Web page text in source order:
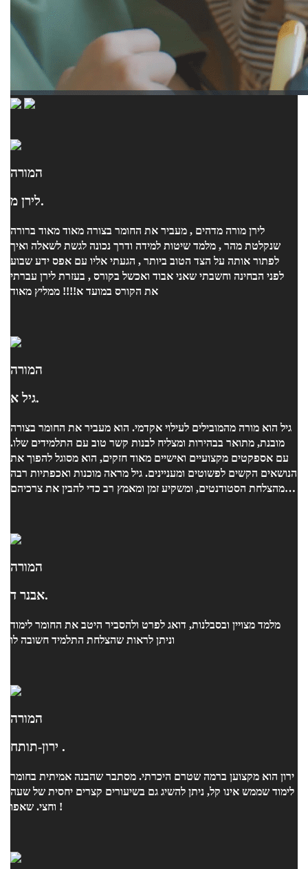
המורה
לירן מ.
לירן מורה מדהים , מעביר את החומר בצורה מאוד מאוד ברורה
שנקלטת מהר , מלמד שיטות למידה ודרך נכונה לגשת לשאלה ואיך
לפתור אותה על הצד הטוב ביותר , הגעתי אליו עם אפס ידע שבוע
לפני הבחינה וחשבתי שאני אבוד ואכשל בקורס , בעזרת לירן עברתי
את הקורס במועד א!!!! ממליץ מאוד
המורה
גיל א.
גיל הוא מורה מהמובילים לעילוי אקדמי. הוא מעביר את החומר בצורה
מובנת, מתואר בבהירות ומצליח לבנות קשר טוב עם התלמידים שלו.
עם אספקטים מקצועיים ואישיים מאוד חזקים, הוא מסוגל להפוך את
הנושאים הקשים לפשוטים ומעניינים. גיל מראה מוכנות ואכפתיות רבה
מהצלחת הסטודנטים, ומשקיע זמן ומאמץ רב כדי להבין את צרכיהם
ומקנה חוויית לימוד חיובית. אני ממליצה בחום על גיל, ואני בטוחה
המורה
אבנר ד.
מלמד מצויין ובסבלנות, דואג לפרט ולהסביר היטב את החומר לימוד
וניתן לראות שהצלחת התלמיד חשובה לו
המורה
ירון-תותח .
ירון הוא מקצוען ברמה שטרם היכרתי. מסתבר שהבנה אמיתית בחומר
לימוד שממש אינו קל, ניתן להשיג גם בשיעורים קצרים יחסית של שעה
וחצי. שאפו !